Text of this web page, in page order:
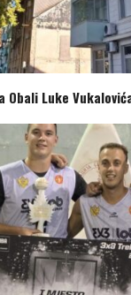
Obali Luke